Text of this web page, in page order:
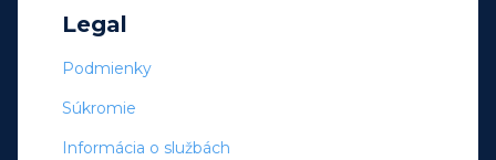
Legal
Podmienky
Súkromie
Informácia o službách